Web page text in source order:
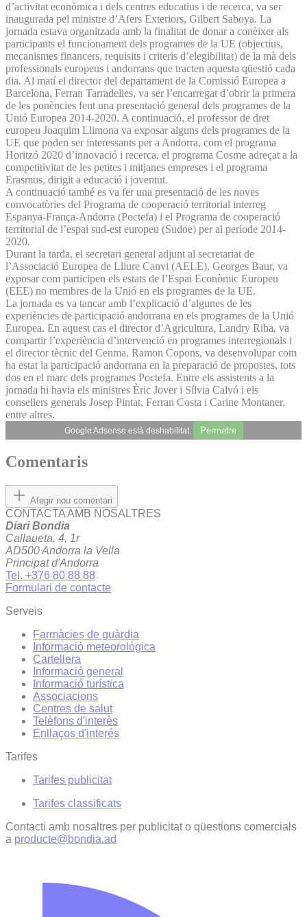
d’activitat econòmica i dels centres educatius i de recerca, va ser
inaugurada pel ministre d’Afers Exteriors, Gilbert Saboya. La
jornada estava organitzada amb la finalitat de donar a conèixer als
participants el funcionament dels programes de la UE (objectius,
mecanismes financers, requisits i criteris d’elegibilitat) de la mà dels
professionals europeus i andorrans que tracten aquesta qüestió cada
dia. Al matí el director del departament de la Comissió Europea a
Barcelona, Ferran Tarradelles, va ser l’encarregat d’obrir la primera
de les ponències fent una presentació general dels programes de la
Unió Europea 2014-2020. A continuació, el professor de dret
europeu Joaquim Llimona va exposar alguns dels programes de la
UE que poden ser interessants per a Andorra, com el programa
Horitzó 2020 d’innovació i recerca, el programa Cosme adreçat a la
competitivitat de les petites i mitjanes empreses i el programa
Erasmus, dirigit a educació i joventut.
A continuació també es va fer una presentació de les noves
convocatòries del Programa de cooperació territorial interreg
Espanya-França-Andorra (Poctefa) i el Programa de cooperació
territorial de l’espai sud-est europeu (Sudoe) per al període 2014-
2020.
Durant la tarda, el secretari general adjunt al secretariat de
l’Associació Europea de Lliure Canvi (AELE), Georges Baur, va
exposar com participen els estats de l’Espai Econòmic Europeu
(EEE) no membres de la Unió en els programes de la UE.
La jornada es va tancar amb l’explicació d’algunes de les
experiències de participació andorrana en els programes de la Unió
Europea. En aquest cas el director d’Agricultura, Landry Riba, va
compartir l’experiència d’intervenció en programes interregionals i
el director tècnic del Cenma, Ramon Copons, va des­envolupar com
ha estat la participació andorrana en la preparació de propostes, tots
dos en el marc dels programes Poctefa. Entre els assistents a la
jornada hi havia els ministres Èric Jover i Sílvia Calvó i els
consellers generals Josep Pintat, Ferran Costa i Carine Montaner,
entre altres.
Google Adsense està deshabilitat. Permetre
Comentaris
Afegir nou comentari
CONTACTA AMB NOSALTRES
Diari Bondia
Callaueta, 4, 1r
AD500 Andorra la Vella
Principat d'Andorra
Tel. +376 80 88 88
Formulari de contacte
Serveis
Farmàcies de guàrdia
Informació meteorològica
Cartellera
Informació general
Informació turística
Associacions
Centres de salut
Telèfons d'interès
Enllaços d'interés
Tarifes
Tarifes publicitat
Tarifes classificats
Contacti amb nosaltres per publicitat o qüestions comercials
a producte@bondia.ad